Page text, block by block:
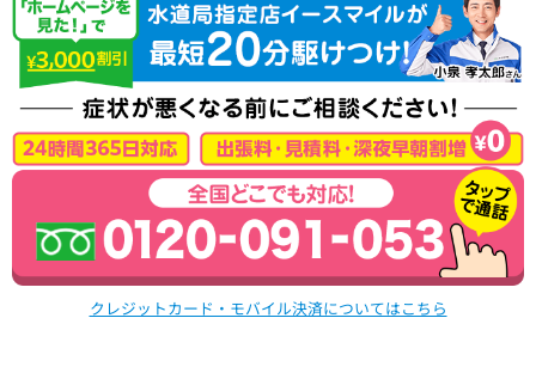
クレジットカード・モバイル決済についてはこちら